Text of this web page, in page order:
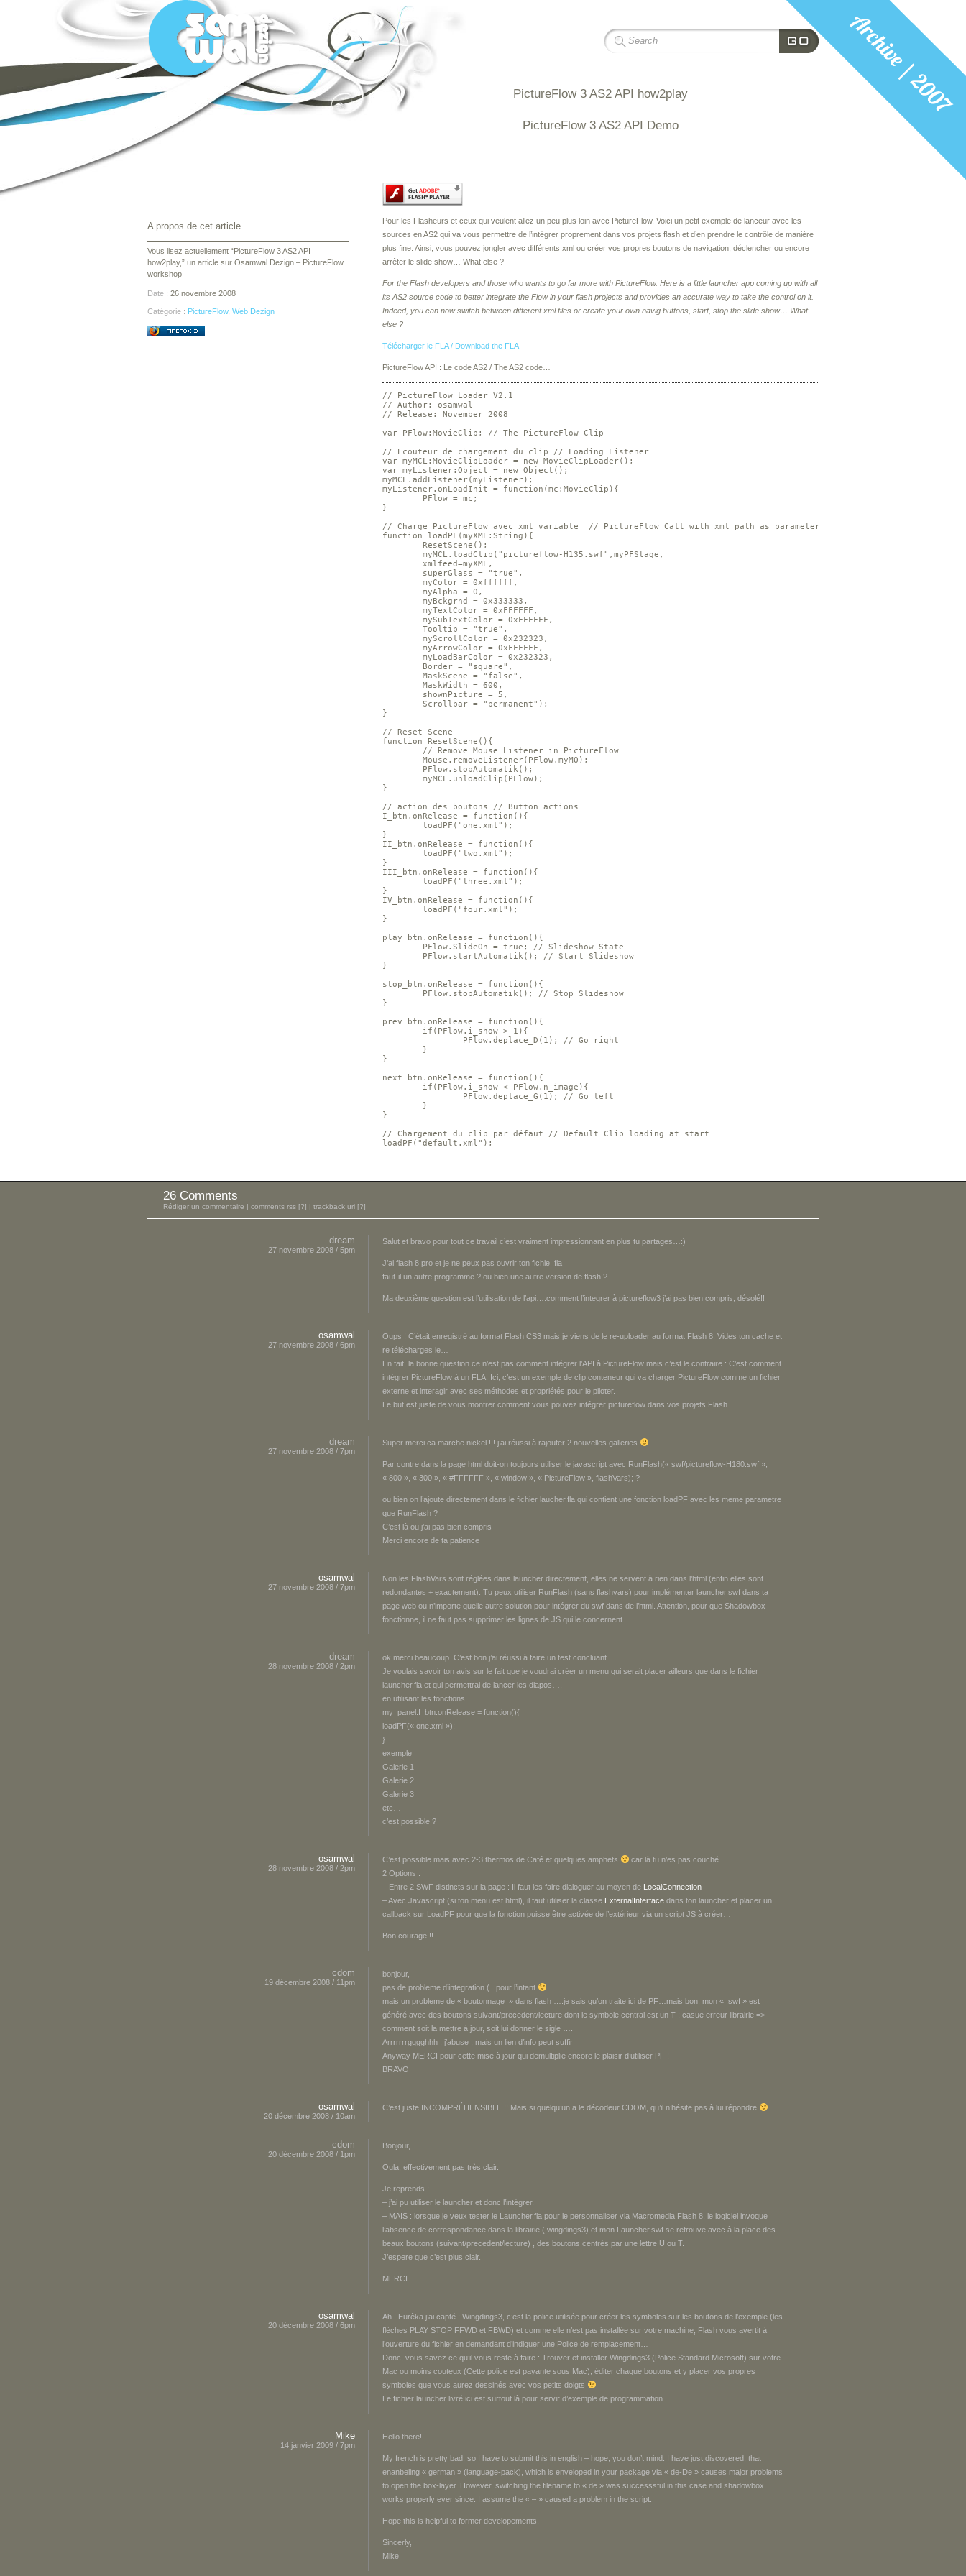
PictureFlow 3 AS2 API how2play
PictureFlow 3 AS2 API Demo
Pour les Flasheurs et ceux qui veulent allez un peu plus loin avec PictureFlow. Voici un petit exemple de lanceur avec les
sources en AS2 qui va vous permettre de l’intégrer proprement dans vos projets flash et d’en prendre le contrôle de manière
plus fine. Ainsi, vous pouvez jongler avec différents xml ou créer vos propres boutons de navigation, déclencher ou encore
arrêter le slide show… What else ?
For the Flash developers and those who wants to go far more with PictureFlow. Here is a little launcher app coming up with all
its AS2 source code to better integrate the Flow in your flash projects and provides an accurate way to take the control on it.
Indeed, you can now switch between different xml files or create your own navig buttons, start, stop the slide show… What
else ?
Télécharger le FLA / Download the FLA
PictureFlow API : Le code AS2 / The AS2 code…
// PictureFlow Loader V2.1
// Author: osamwal
// Release: November 2008
var PFlow:MovieClip; // The PictureFlow Clip
// Ecouteur de chargement du clip // Loading Listener
var myMCL:MovieClipLoader = new MovieClipLoader();
var myListener:Object = new Object();
myMCL.addListener(myListener);
myListener.onLoadInit = function(mc:MovieClip){
}
// Charge PictureFlow avec xml variable  // PictureFlow Call with xml path as parameter
function loadPF(myXML:String){
}
// Reset Scene
function ResetScene(){
}
// action des boutons // Button actions
I_btn.onRelease = function(){
}
II_btn.onRelease = function(){
}
III_btn.onRelease = function(){
}
IV_btn.onRelease = function(){
}
play_btn.onRelease = function(){
}
stop_btn.onRelease = function(){
}
prev_btn.onRelease = function(){
}
next_btn.onRelease = function(){
}
// Chargement du clip par défaut // Default Clip loading at start
loadPF("default.xml");
A propos de cet article
Vous lisez actuellement “PictureFlow 3 AS2 API
how2play,” un article sur Osamwal Dezign – PictureFlow
workshop
Date : 26 novembre 2008
Catégorie : PictureFlow, Web Dezign
26 Comments
Rédiger un commentaire | comments rss [?] | trackback uri [?]
dream
27 novembre 2008 / 5pm
Salut et bravo pour tout ce travail c’est vraiment impressionnant en plus tu partages…:)
J’ai flash 8 pro et je ne peux pas ouvrir ton fichie .fla
faut-il un autre programme ? ou bien une autre version de flash ?
Ma deuxième question est l’utilisation de l’api….comment l’integrer à pictureflow3 j’ai pas bien compris, désolé!!
osamwal
27 novembre 2008 / 6pm
Oups ! C’était enregistré au format Flash CS3 mais je viens de le re-uploader au format Flash 8. Vides ton cache et
re télécharges le…
En fait, la bonne question ce n’est pas comment intégrer l’API à PictureFlow mais c’est le contraire : C’est comment
intégrer PictureFlow à un FLA. Ici, c’est un exemple de clip conteneur qui va charger PictureFlow comme un fichier
externe et interagir avec ses méthodes et propriétés pour le piloter.
Le but est juste de vous montrer comment vous pouvez intégrer pictureflow dans vos projets Flash.
dream
27 novembre 2008 / 7pm
Super merci ca marche nickel !!! j’ai réussi à rajouter 2 nouvelles galleries
Par contre dans la page html doit-on toujours utiliser le javascript avec RunFlash(« swf/pictureflow-H180.swf »,
« 800 », « 300 », « #FFFFFF », « window », « PictureFlow », flashVars); ?
ou bien on l’ajoute directement dans le fichier laucher.fla qui contient une fonction loadPF avec les meme parametre
que RunFlash ?
C’est là ou j’ai pas bien compris
Merci encore de ta patience
osamwal
27 novembre 2008 / 7pm
Non les FlashVars sont réglées dans launcher directement, elles ne servent à rien dans l’html (enfin elles sont
redondantes + exactement). Tu peux utiliser RunFlash (sans flashvars) pour implémenter launcher.swf dans ta
page web ou n’importe quelle autre solution pour intégrer du swf dans de l’html. Attention, pour que Shadowbox
fonctionne, il ne faut pas supprimer les lignes de JS qui le concernent.
dream
28 novembre 2008 / 2pm
ok merci beaucoup. C’est bon j’ai réussi à faire un test concluant.
Je voulais savoir ton avis sur le fait que je voudrai créer un menu qui serait placer ailleurs que dans le fichier
launcher.fla et qui permettrai de lancer les diapos….
en utilisant les fonctions
my_panel.I_btn.onRelease = function(){
loadPF(« one.xml »);
}
exemple
Galerie 1
Galerie 2
Galerie 3
etc…
c’est possible ?
osamwal
28 novembre 2008 / 2pm
C’est possible mais avec 2-3 thermos de Café et quelques amphets
car là tu n’es pas couché…
2 Options :
– Entre 2 SWF distincts sur la page : Il faut les faire dialoguer au moyen de LocalConnection
– Avec Javascript (si ton menu est html), il faut utiliser la classe ExternalInterfacedans ton launcher et placer un
callback sur LoadPF pour que la fonction puisse être activée de l’extérieur via un script JS à créer…
Bon courage !!
cdom
19 décembre 2008 / 11pm
bonjour,
pas de probleme d’integration ( ..pour l’intant
mais un probleme de « boutonnage » dans flash ….je sais qu’on traite ici de PF…mais bon, mon « .swf » est
généré avec des boutons suivant/precedent/lecture dont le symbole central est un T : casue erreur librairie =>
comment soit la mettre à jour, soit lui donner le sigle ….
Arrrrrrrgggghhh : j’abuse , mais un lien d’info peut suffir
Anyway MERCI pour cette mise à jour qui demultiplie encore le plaisir d’utiliser PF !
BRAVO
osamwal
20 décembre 2008 / 10am
C’est juste INCOMPRÉHENSIBLE !! Mais si quelqu’un a le décodeur CDOM, qu’il n’hésite pas à lui répondre
cdom
20 décembre 2008 / 1pm
Bonjour,
Oula, effectivement pas très clair.
Je reprends :
– j’ai pu utiliser le launcher et donc l’intégrer.
– MAIS : lorsque je veux tester le Launcher.fla pour le personnaliser via Macromedia Flash 8, le logiciel invoque
l’absence de correspondance dans la librairie ( wingdings3) et mon Launcher.swf se retrouve avec à la place des
beaux boutons (suivant/precedent/lecture) , des boutons centrés par une lettre U ou T.
J’espere que c’est plus clair.
MERCI
osamwal
20 décembre 2008 / 6pm
Ah ! Eurêka j’ai capté : Wingdings3, c’est la police utilisée pour créer les symboles sur les boutons de l’exemple (les
flèches PLAY STOP FFWD et FBWD) et comme elle n’est pas installée sur votre machine, Flash vous avertit à
l’ouverture du fichier en demandant d’indiquer une Police de remplacement…
Donc, vous savez ce qu’il vous reste à faire : Trouver et installer Wingdings3 (Police Standard Microsoft) sur votre
Mac ou moins couteux (Cette police est payante sous Mac), éditer chaque boutons et y placer vos propres
symboles que vous aurez dessinés avec vos petits doigts
Le fichier launcher livré ici est surtout là pour servir d’exemple de programmation…
Mike
14 janvier 2009 / 7pm
Hello there!
My french is pretty bad, so I have to submit this in english – hope, you don’t mind: I have just discovered, that
enanbeling « german » (language-pack), which is enveloped in your package via « de-De » causes major problems
to open the box-layer. However, switching the filename to « de » was successsful in this case and shadowbox
works properly ever since. I assume the « – » caused a problem in the script.
Hope this is helpful to former developements.
Sincerly,
Mike